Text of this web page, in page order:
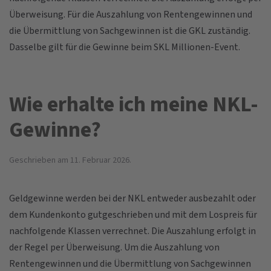
Überweisung. Für die Auszahlung von Rentengewinnen und
die Übermittlung von Sachgewinnen ist die GKL zuständig.
Dasselbe gilt für die Gewinne beim SKL Millionen-Event.
Wie erhalte ich meine NKL-
Gewinne?
Geschrieben am 11. Februar 2026.
Geldgewinne werden bei der NKL entweder ausbezahlt oder
dem Kundenkonto gutgeschrieben und mit dem Lospreis für
nachfolgende Klassen verrechnet. Die Auszahlung erfolgt in
der Regel per Überweisung. Um die Auszahlung von
Rentengewinnen und die Übermittlung von Sachgewinnen